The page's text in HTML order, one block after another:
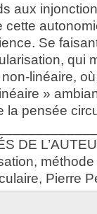
aux
cette
Se
qui
linéaire,
»
la pensée
DE
Pierre